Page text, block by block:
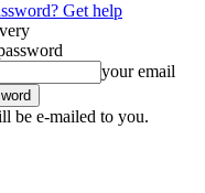
Get help
your email
be e-mailed to you.